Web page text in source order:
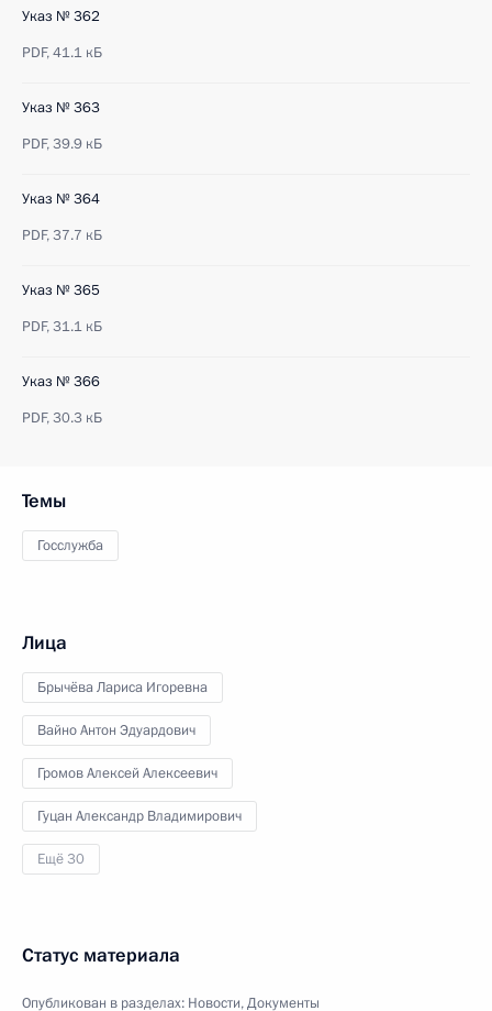
Указ № 362
PDF,41.1 кБ
Указ № 363
PDF,39.9 кБ
Указ № 364
PDF,37.7 кБ
Указ № 365
PDF,31.1 кБ
Указ № 366
PDF,30.3 кБ
Темы
Госслужба
Лица
Брычёва Лариса Игоревна
Вайно Антон Эдуардович
Громов Алексей Алексеевич
Гуцан Александр Владимирович
Ещё 30
Статус материала
Опубликован в разделах: Новости,Документы